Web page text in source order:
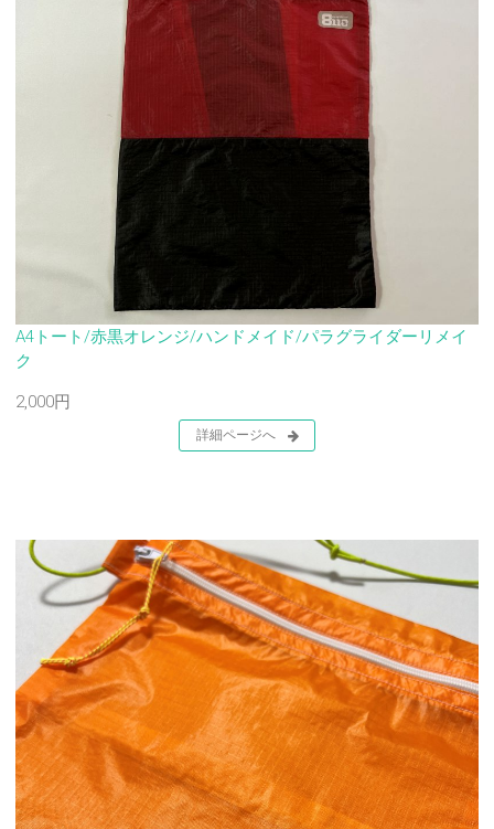
A4トート/赤黒オレンジ/ハンドメイド/パラグライダーリメイ
ク
2,000円
詳細ページへ